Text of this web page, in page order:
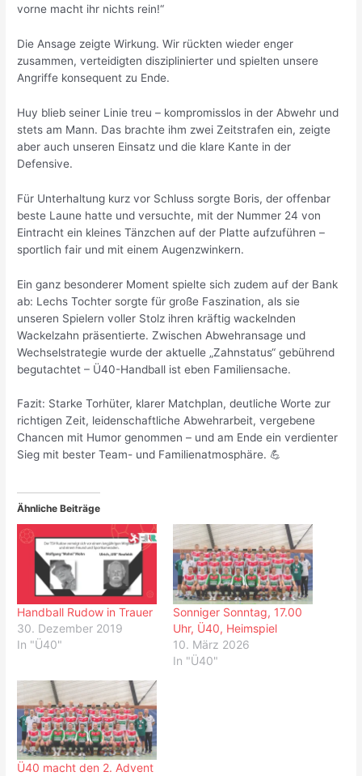
vorne macht ihr nichts rein!“
Die Ansage zeigte Wirkung. Wir rückten wieder enger
zusammen, verteidigten disziplinierter und spielten unsere
Angriffe konsequent zu Ende.
Huy blieb seiner Linie treu – kompromisslos in der Abwehr und
stets am Mann. Das brachte ihm zwei Zeitstrafen ein, zeigte
aber auch unseren Einsatz und die klare Kante in der
Defensive.
Für Unterhaltung kurz vor Schluss sorgte Boris, der offenbar
beste Laune hatte und versuchte, mit der Nummer 24 von
Eintracht ein kleines Tänzchen auf der Platte aufzuführen –
sportlich fair und mit einem Augenzwinkern.
Ein ganz besonderer Moment spielte sich zudem auf der Bank
ab: Lechs Tochter sorgte für große Faszination, als sie
unseren Spielern voller Stolz ihren kräftig wackelnden
Wackelzahn präsentierte. Zwischen Abwehransage und
Wechselstrategie wurde der aktuelle „Zahnstatus“ gebührend
begutachtet – Ü40-Handball ist eben Familiensache.
Fazit: Starke Torhüter, klarer Matchplan, deutliche Worte zur
richtigen Zeit, leidenschaftliche Abwehrarbeit, vergebene
Chancen mit Humor genommen – und am Ende ein verdienter
Sieg mit bester Team- und Familienatmosphäre. 💪
Ähnliche Beiträge
Handball Rudow in Trauer
30. Dezember 2019
In "Ü40"
Sonniger Sonntag, 17.00
Uhr, Ü40, Heimspiel
10. März 2026
In "Ü40"
Ü40 macht den 2. Advent